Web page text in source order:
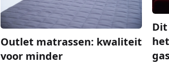
Outlet matrassen: kwaliteit
voor minder